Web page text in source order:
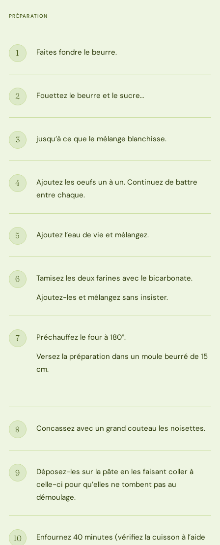
PRÉPARATION
Étape
1 Faites fondre le beurre.
Étape
2 Fouettez le beurre et le sucre…
Étape
3 jusqu’à ce que le mélange blanchisse.
Étape
4
Ajoutez les oeufs un à un. Continuez de battre
entre chaque.
Étape
5 Ajoutez l’eau de vie et mélangez.
Étape
6
Tamisez les deux farines avec le bicarbonate.
Ajoutez-les et mélangez sans insister.
Étape
7
Préchauffez le four à 180°.
Versez la préparation dans un moule beurré de 15
cm.
Étape
8 Concassez avec un grand couteau les noisettes.
Étape
9
Déposez-les sur la pâte en les faisant coller à
celle-ci pour qu’elles ne tombent pas au
démoulage.
10 Enfournez 40 minutes (vérifiez la cuisson à l’aide